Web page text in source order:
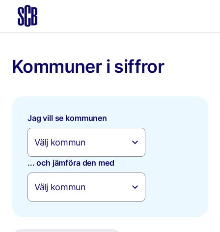
Kommuner i siffror
Jag vill se kommunen
... och jämföra den med